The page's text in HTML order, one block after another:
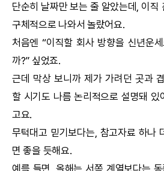
단순히 날짜만 보는 줄 알았는데, 이직
구체적으로 나와서 놀랐어요.
처음엔 “이직할 회사 방향을 신년운세
까?” 싶었죠.
근데 막상 보니까 제가 가려던 곳과
할 시기도 나름 논리적으로 설명돼
고요.
무턱대고 믿기보다는, 참고자료 하나
면 좋을 듯해요.
예를 들면, 올해는 서쪽 계열보다는